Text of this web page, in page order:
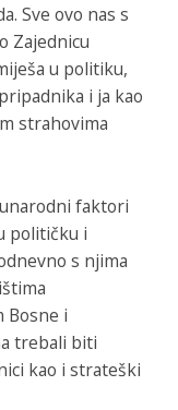
Sve ovo nas s
Zajednicu
u politiku,
i ja kao
strahovima
faktori
političku i
s njima
Bosne i
trebali biti
kao i strateški